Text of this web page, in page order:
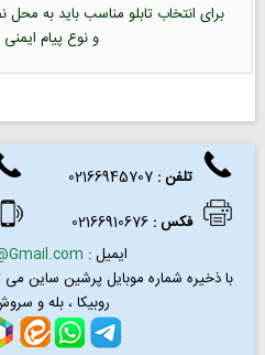
برای انتخاب تابلو مناسب باید به
و نوع پیام
تلفن :
فکس:
02166910676
ایمیل :
با ذخیره شماره موبایل پرشین ساین می
روبیکا ، بله و